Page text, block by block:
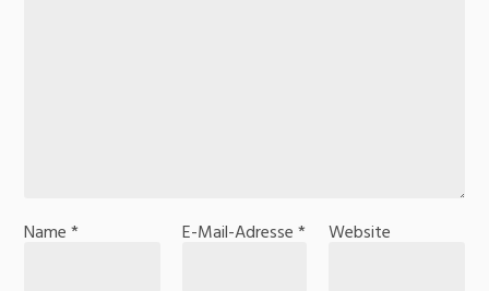
Name* E-Mail-Adresse* Website